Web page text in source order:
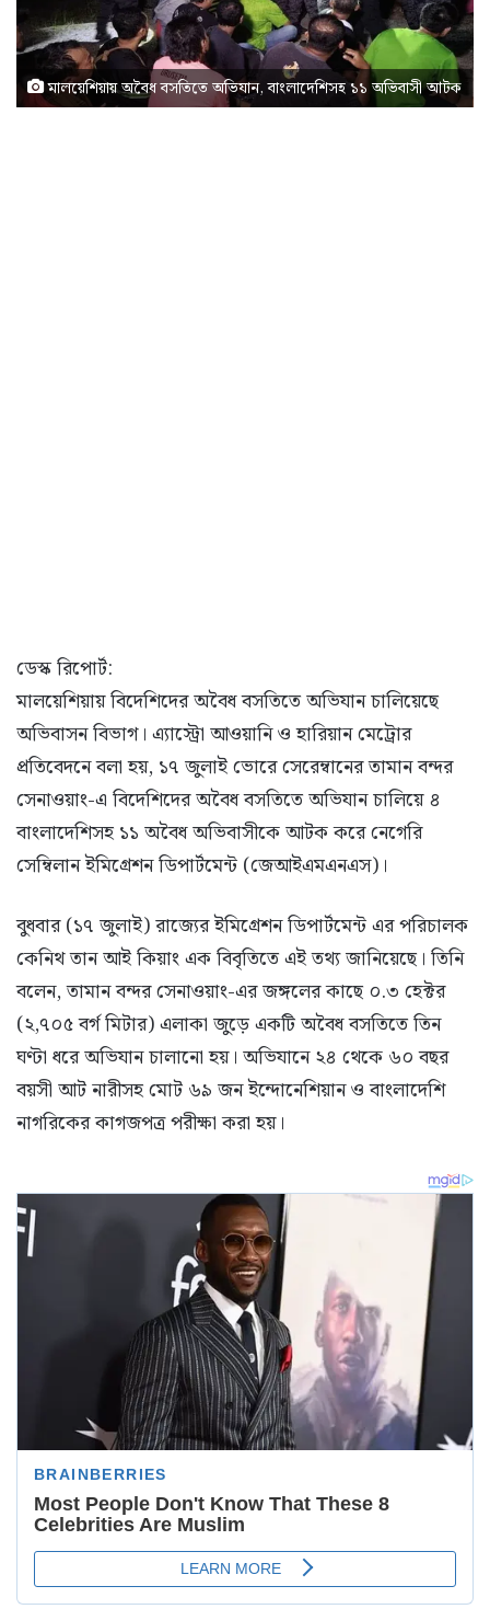
মালয়েশিয়ায় অবৈধ বসতিতে অভিযান, বাংলাদেশিসহ ১১ অভিবাসী আটক
ডেস্ক রিপোর্ট:
মালয়েশিয়ায় বিদেশিদের অবৈধ বসতিতে অভিযান চালিয়েছে
অভিবাসন বিভাগ। এ্যাস্ট্রো আওয়ানি ও হারিয়ান মেট্রোর
প্রতিবেদনে বলা হয়, ১৭ জুলাই ভোরে সেরেম্বানের তামান বন্দর
সেনাওয়াং-এ বিদেশিদের অবৈধ বসতিতে অভিযান চালিয়ে ৪
বাংলাদেশিসহ ১১ অবৈধ অভিবাসীকে আটক করে নেগেরি
সেম্বিলান ইমিগ্রেশন ডিপার্টমেন্ট (জেআইএমএনএস)।
বুধবার (১৭ জুলাই) রাজ্যের ইমিগ্রেশন ডিপার্টমেন্ট এর পরিচালক
কেনিথ তান আই কিয়াং এক বিবৃতিতে এই তথ্য জানিয়েছে। তিনি
বলেন, তামান বন্দর সেনাওয়াং-এর জঙ্গলের কাছে ০.৩ হেক্টর
(২,৭০৫ বর্গ মিটার) এলাকা জুড়ে একটি অবৈধ বসতিতে তিন
ঘণ্টা ধরে অভিযান চালানো হয়। অভিযানে ২৪ থেকে ৬০ বছর
বয়সী আট নারীসহ মোট ৬৯ জন ইন্দোনেশিয়ান ও বাংলাদেশি
নাগরিকের কাগজপত্র পরীক্ষা করা হয়।